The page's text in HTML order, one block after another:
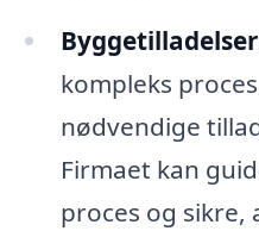
kompleks
nødvendige
Firmaet kan
proces og sikre,